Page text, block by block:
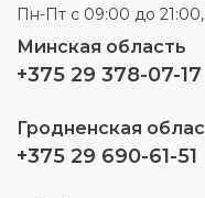
Пн-Пт с 09:00 до
Минская область
+375 29 378-07-17
Гродненская
+375 29 690-61-51